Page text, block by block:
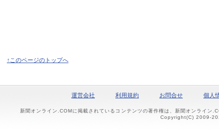
↑このページのトップへ
運営会社 利用規約 お問合せ 個人
新聞オンライン.COMに掲載されているコンテンツの著作権は、新聞オンライン
Copyright(C) 2009-